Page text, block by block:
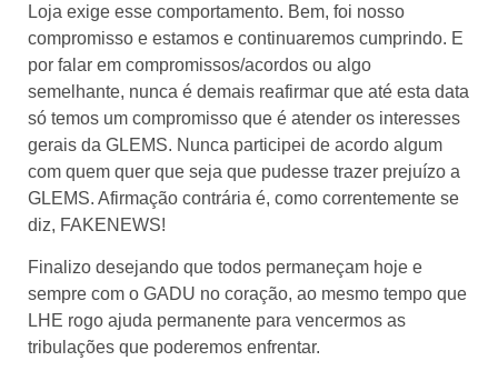
Loja exige esse comportamento. Bem, foi nosso
compromisso e estamos e continuaremos cumprindo. E
por falar em compromissos/acordos ou algo
semelhante, nunca é demais reafirmar que até esta data
só temos um compromisso que é atender os interesses
gerais da GLEMS. Nunca participei de acordo algum
com quem quer que seja que pudesse trazer prejuízo a
GLEMS. Afirmação contrária é, como correntemente se
diz, FAKENEWS!
Finalizo desejando que todos permaneçam hoje e
sempre com o GADU no coração, ao mesmo tempo que
LHE rogo ajuda permanente para vencermos as
tribulações que poderemos enfrentar.